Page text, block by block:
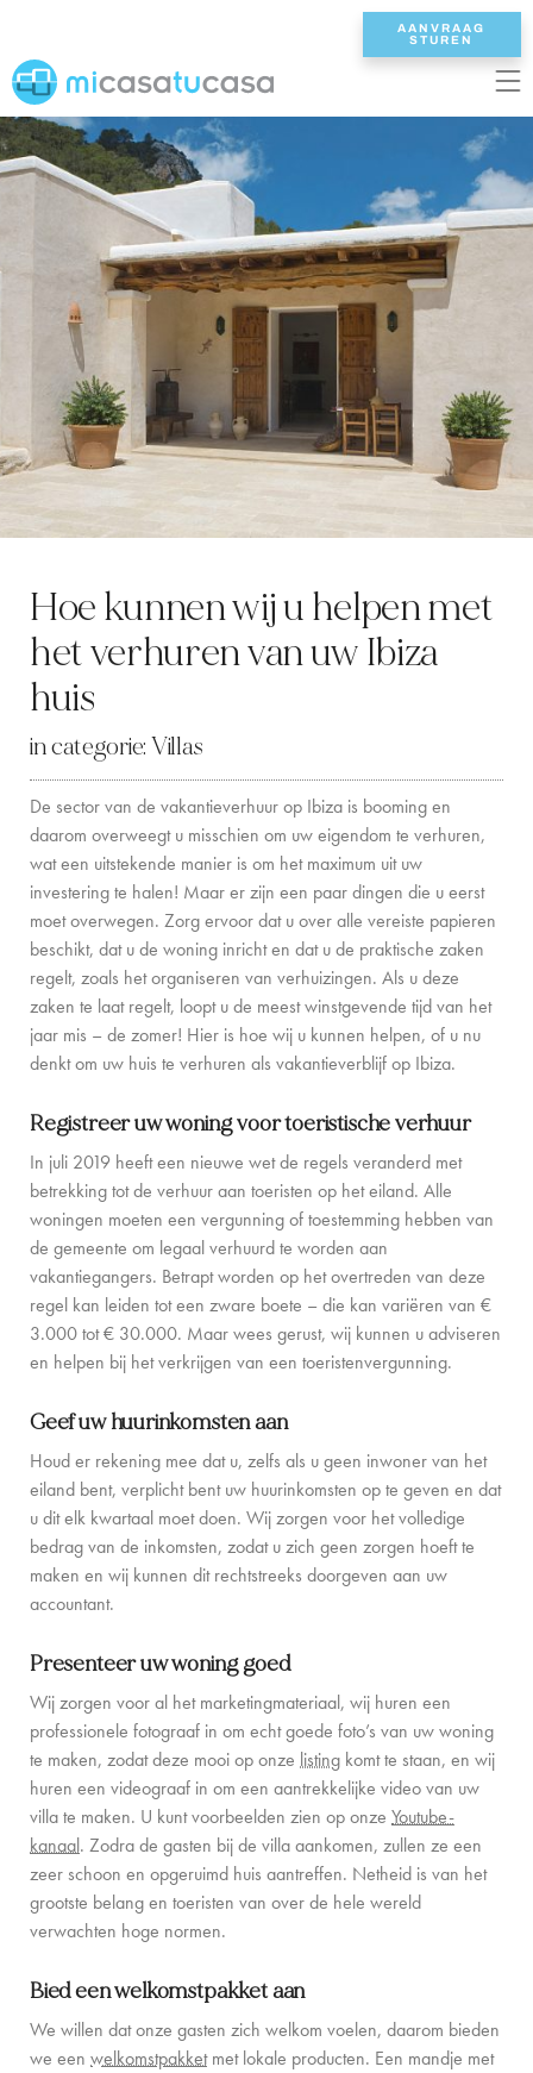
EN ES NL
ONZE VILLAS
2/3 SLAAPKAMERS
4 SLAAPKAMERS
5 SLAAPKAMERS
WESTKUST
SANTA EULALIA
INSPIRATIE
AUTOVERHUUR
BOOT CHARTERVLOOT
PRIVATE CHEF AND BAR SERVICES
CONCIËRGE
DE EILANDGIDS
NIEUWS
OVER ONS
OVER ONS
GEZINSVRIENDELIJK
DUURZAAMHEID
BOEKINGSVOORWAARDEN
CONTACT
AANVRAAG
STUREN
Hoe kunnen wij u helpen met
het verhuren van uw Ibiza
huis
in categorie: Villas
De sector van de vakantieverhuur op Ibiza is booming en
daarom overweegt u misschien om uw eigendom te verhuren,
wat een uitstekende manier is om het maximum uit uw
investering te halen! Maar er zijn een paar dingen die u eerst
moet overwegen. Zorg ervoor dat u over alle vereiste papieren
beschikt, dat u de woning inricht en dat u de praktische zaken
regelt, zoals het organiseren van verhuizingen. Als u deze
zaken te laat regelt, loopt u de meest winstgevende tijd van het
jaar mis – de zomer! Hier is hoe wij u kunnen helpen, of u nu
denkt om uw huis te verhuren als vakantieverblijf op Ibiza.
Registreer uw woning voor toeristische verhuur
In juli 2019 heeft een nieuwe wet de regels veranderd met
betrekking tot de verhuur aan toeristen op het eiland. Alle
woningen moeten een vergunning of toestemming hebben van
de gemeente om legaal verhuurd te worden aan
vakantiegangers. Betrapt worden op het overtreden van deze
regel kan leiden tot een zware boete – die kan variëren van €
3.000 tot € 30.000. Maar wees gerust, wij kunnen u adviseren
en helpen bij het verkrijgen van een toeristenvergunning.
Geef uw huurinkomsten aan
Houd er rekening mee dat u, zelfs als u geen inwoner van het
eiland bent, verplicht bent uw huurinkomsten op te geven en dat
u dit elk kwartaal moet doen. Wij zorgen voor het volledige
bedrag van de inkomsten, zodat u zich geen zorgen hoeft te
maken en wij kunnen dit rechtstreeks doorgeven aan uw
accountant.
Presenteer uw woning goed
Wij zorgen voor al het marketingmateriaal, wij huren een
professionele fotograaf in om echt goede foto’s van uw woning
te maken, zodat deze mooi op onze listing komt te staan, en wij
huren een videograaf in om een aantrekkelijke video van uw
villa te maken. U kunt voorbeelden zien op onze Youtube-
kanaal. Zodra de gasten bij de villa aankomen, zullen ze een
zeer schoon en opgeruimd huis aantreffen. Netheid is van het
grootste belang en toeristen van over de hele wereld
verwachten hoge normen.
Bied een welkomstpakket aan
We willen dat onze gasten zich welkom voelen, daarom bieden
we een welkomstpakketmet lokale producten. Een mandje met